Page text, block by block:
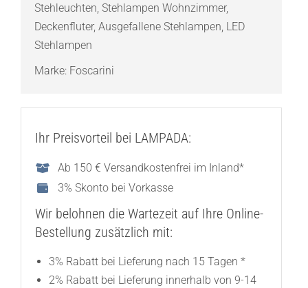
Stehleuchten, Stehlampen Wohnzimmer,
Deckenfluter, Ausgefallene Stehlampen, LED
Stehlampen
Marke: Foscarini
Ihr Preisvorteil bei LAMPADA:
Ab 150 € Versandkostenfrei im Inland*
3% Skonto bei Vorkasse
Wir belohnen die Wartezeit auf Ihre Online-
Bestellung zusätzlich mit:
3% Rabatt bei Lieferung nach 15 Tagen *
2% Rabatt bei Lieferung innerhalb von 9-14